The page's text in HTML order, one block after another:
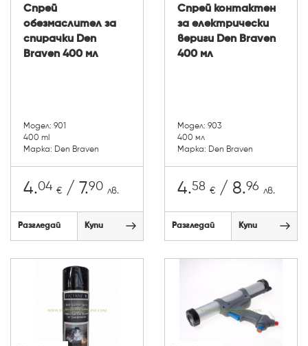
Спрей
обезмаслител за
спирачки Den
Braven 400 мл
Модел: 901
400 ml
Марка: Den Braven
4.04 € / 7.90 лв.
Разгледай Купи
Спрей контактен
за електрически
вериги Den Braven
400 мл
Модел: 903
400 мл
Марка: Den Braven
4.58 € / 8.96 лв.
Разгледай Купи